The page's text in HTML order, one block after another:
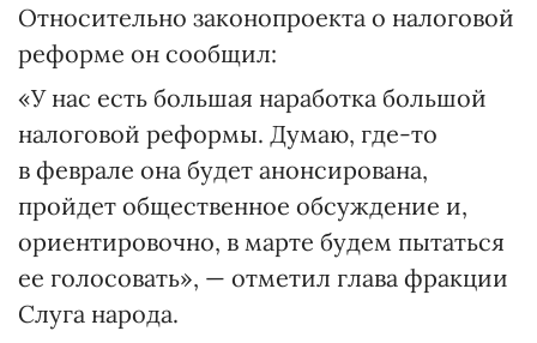
Относительно законопроекта о налоговой
реформе он сообщил:
«У нас есть большая наработка большой
налоговой реформы. Думаю, где-то
в феврале она будет анонсирована,
пройдет общественное обсуждение и,
ориентировочно, в марте будем пытаться
ее голосовать», — отметил глава фракции
Слуга народа.